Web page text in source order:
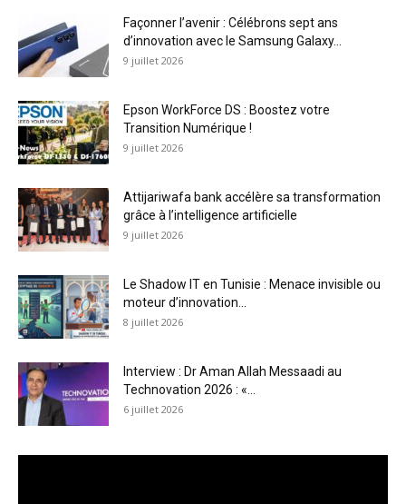
Façonner l’avenir : Célébrons sept ans
d’innovation avec le Samsung Galaxy...
9 juillet 2026
Epson WorkForce DS : Boostez votre
Transition Numérique !
9 juillet 2026
Attijariwafa bank accélère sa transformation
grâce à l’intelligence artificielle
9 juillet 2026
Le Shadow IT en Tunisie : Menace invisible ou
moteur d’innovation...
8 juillet 2026
Interview : Dr Aman Allah Messaadi au
Technovation 2026 : «...
6 juillet 2026